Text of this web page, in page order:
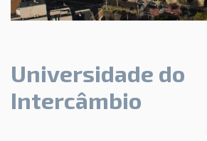
Universidade do
Intercâmbio